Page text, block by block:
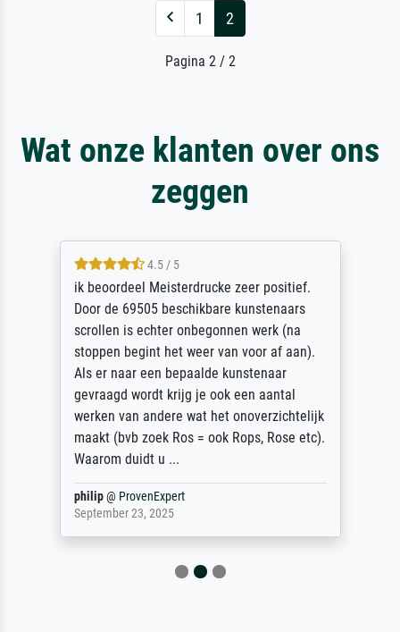
1 2
Pagina 2 / 2
Wat onze klanten over ons
zeggen
4.5 / 5
ik beoordeel Meisterdrucke zeer positief.
Door de 69505 beschikbare kunstenaars
scrollen is echter onbegonnen werk (na
stoppen begint het weer van voor af aan).
Als er naar een bepaalde kunstenaar
gevraagd wordt krijg je ook een aantal
werken van andere wat het onoverzichtelijk
maakt (bvb zoek Ros = ook Rops, Rose etc).
Waarom duidt u ...
philip@ ProvenExpert
September 23, 2025